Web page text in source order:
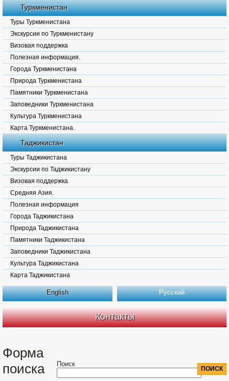
Туркменистан
Туры Туркменистана
Экскурсии по Туркменистану
Визовая поддержка
Полезная информация.
Города Туркменистана
Природа Туркменистана
Памятники Туркменистана
Заповедники Туркменистана
Культура Туркменистана
Карта Туркменистана.
Таджикистан
Туры Таджикистана
Экскурсии по Таджикистану
Визовая поддержка
Средняя Азия.
Полезная информация
Города Таджикистана
Природа Таджикистана
Памятники Таджикистана
Заповедники Таджикистана
Культура Таджикистана
Карта Таджикистана
English Русский
Контакты
Форма
поиска
Поиск